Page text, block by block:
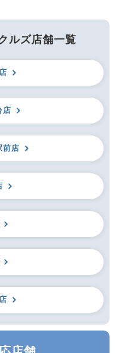
ルズ店舗一覧
店
前店